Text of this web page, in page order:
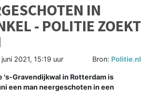
IN
- POLITIE ZOEKT
2021, 15:19 uur Bron: Politie.nl
's-Gravendijkwal in Rotterdam is
een man neergeschoten in een